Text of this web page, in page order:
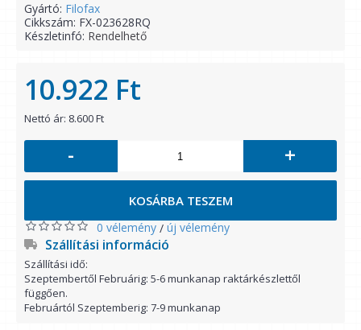
Gyártó: Filofax
Cikkszám: FX-023628RQ
Készletinfó: Rendelhető
10.922 Ft
Nettó ár: 8.600 Ft
- +
KOSÁRBA TESZEM
0 vélemény / új vélemény
Szállítási információ
Szállítási idő:
Szeptembertől Februárig: 5-6 munkanap raktárkészlettől
függően.
Februártól Szeptemberig: 7-9 munkanap